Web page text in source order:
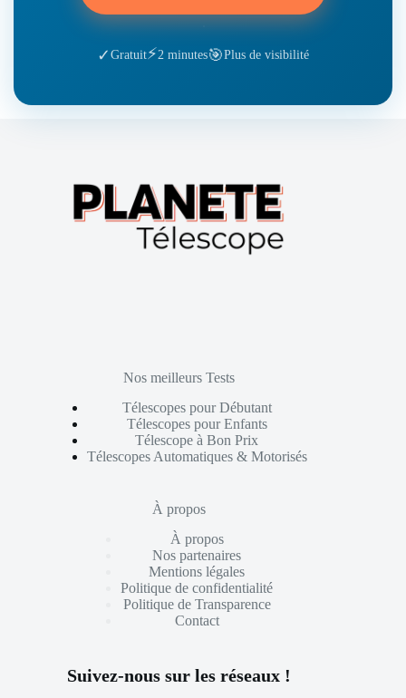
✓ Gratuit⚡2 minutes🎯Plus de visibilité
Nos meilleurs Tests
Télescopes pour Débutant
Télescopes pour Enfants
Télescope à Bon Prix
Télescopes Automatiques & Motorisés
À propos
À propos
Nos partenaires
Mentions légales
Politique de confidentialité
Politique de Transparence
Contact
Suivez-nous sur les réseaux !